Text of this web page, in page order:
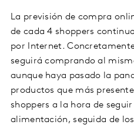
La previsión de compra
de cada 4 shoppers
por Internet.
seguirá comprando al
aunque haya pasado la
productos que más
shoppers a la hora de
alimentación, seguida de